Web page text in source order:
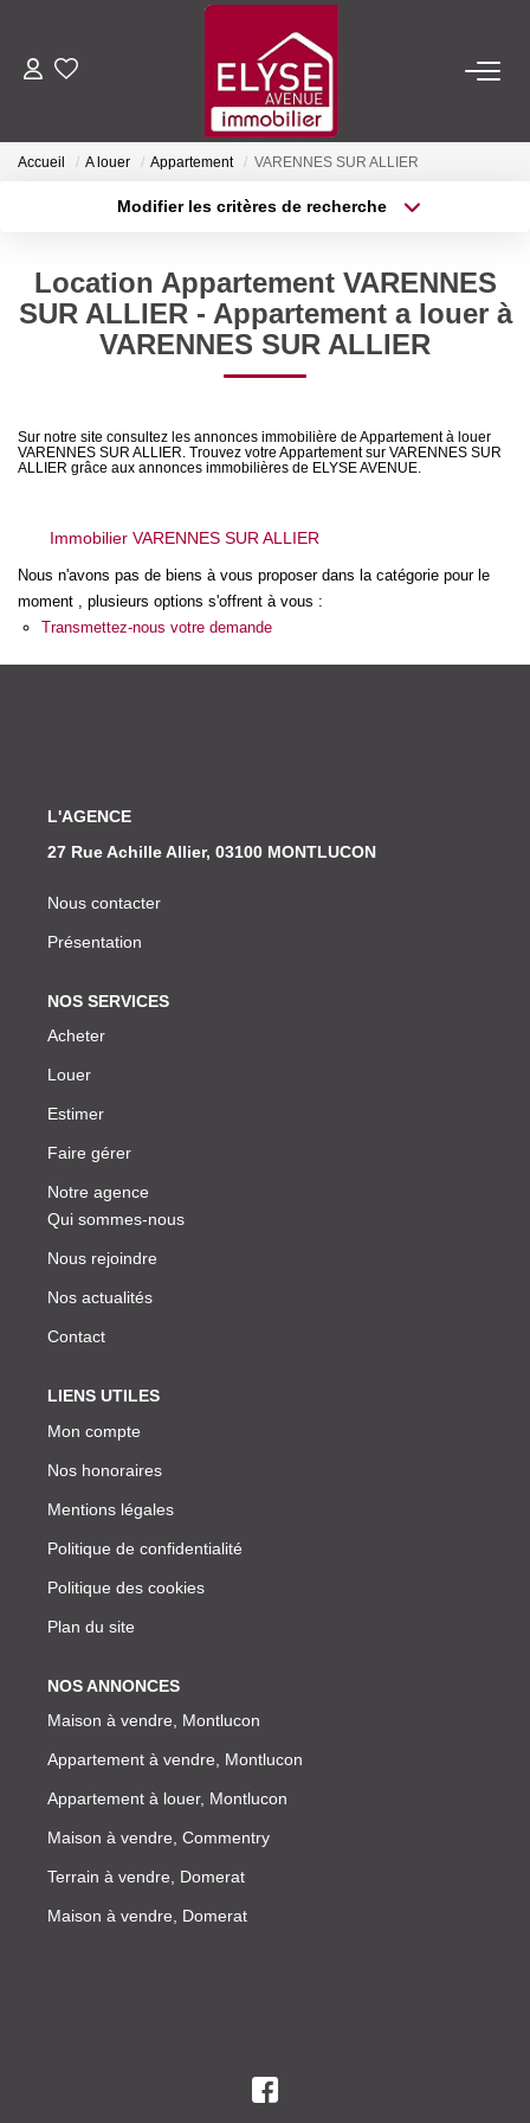
ACHETER
FAIRE GÉRER
Qui Sommes-Nous
Nos Actualités
CONTACT
Accueil A louer Appartement VARENNES SUR ALLIER
Modifier les critères de recherche
Sélectionnez...
Type de bien
Surface min
Location Appartement VARENNES
SUR ALLIER - Appartement a louer à
VARENNES SUR ALLIER
Sur notre site consultez les annonces immobilière de Appartement à louer
VARENNES SUR ALLIER. Trouvez votre Appartement sur VARENNES SUR
ALLIER grâce aux annonces immobilières de ELYSE AVENUE.
Immobilier VARENNES SUR ALLIER
Nous n'avons pas de biens à vous proposer dans la catégorie pour le
moment , plusieurs options s'offrent à vous :
Transmettez-nous votre demande
L'AGENCE
27 Rue Achille Allier, 03100 MONTLUCON
Nous contacter
Présentation
NOS SERVICES
Acheter
Louer
Estimer
Faire gérer
Notre agence
Qui sommes-nous
Nous rejoindre
Nos actualités
Contact
LIENS UTILES
Mon compte
Nos honoraires
Mentions légales
Politique de confidentialité
Politique des cookies
Plan du site
NOS ANNONCES
Maison à vendre, Montlucon
Appartement à vendre, Montlucon
Appartement à louer, Montlucon
Maison à vendre, Commentry
Terrain à vendre, Domerat
Maison à vendre, Domerat